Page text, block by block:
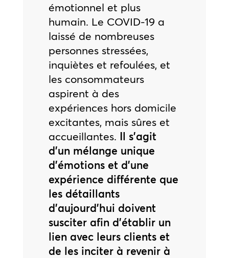
émotionnel et plus
humain. Le COVID-19 a
laissé de nombreuses
personnes stressées,
inquiètes et refoulées, et
les consommateurs
aspirent à des
expériences hors domicile
excitantes, mais sûres et
accueillantes. Il s’agit
d’un mélange unique
d’émotions et d’une
expérience différente que
les détaillants
d’aujourd’hui doivent
susciter afin d’établir un
lien avec leurs clients et
de les inciter à revenir à